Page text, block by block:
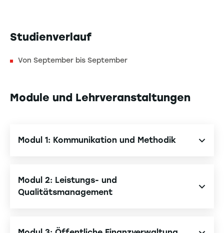
Studienverlauf
Von September bis September
Module und Lehrveranstaltungen
Modul 1: Kommunikation und Methodik
Kommunikation
Modul 2: Leistungs- und
Qualitätsmanagement
Corporate Governance